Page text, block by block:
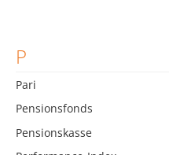
P
Pari
Pensionsfonds
Pensionskasse